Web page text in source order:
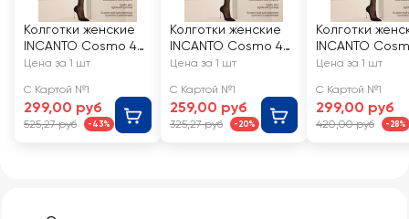
Колготки женские
INCANTO Cosmo 40
den melon 2
Цена за 1 шт
С Картой №1
299,00 руб
525,27 руб -43%
Колготки женские
INCANTO Cosmo 40
den melon 4
Цена за 1 шт
С Картой №1
259,00 руб
325,27 руб -20%
Колготки
INCANTO
den melon 5
Цена за 1 шт
С Картой №1
299,00 руб
420,00 руб -28%